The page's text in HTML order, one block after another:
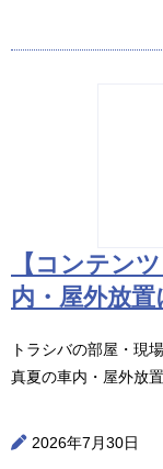
【コンテン
内・屋外放置
トラシバの部屋・現
真夏の車内・屋外放置
2026年7月30日